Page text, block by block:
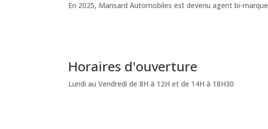
En 2025, Mansard Automobiles est devenu agent bi-marque
Horaires d'ouverture
Lundi au Vendredi de8H à 12H et de 14H à 18H30